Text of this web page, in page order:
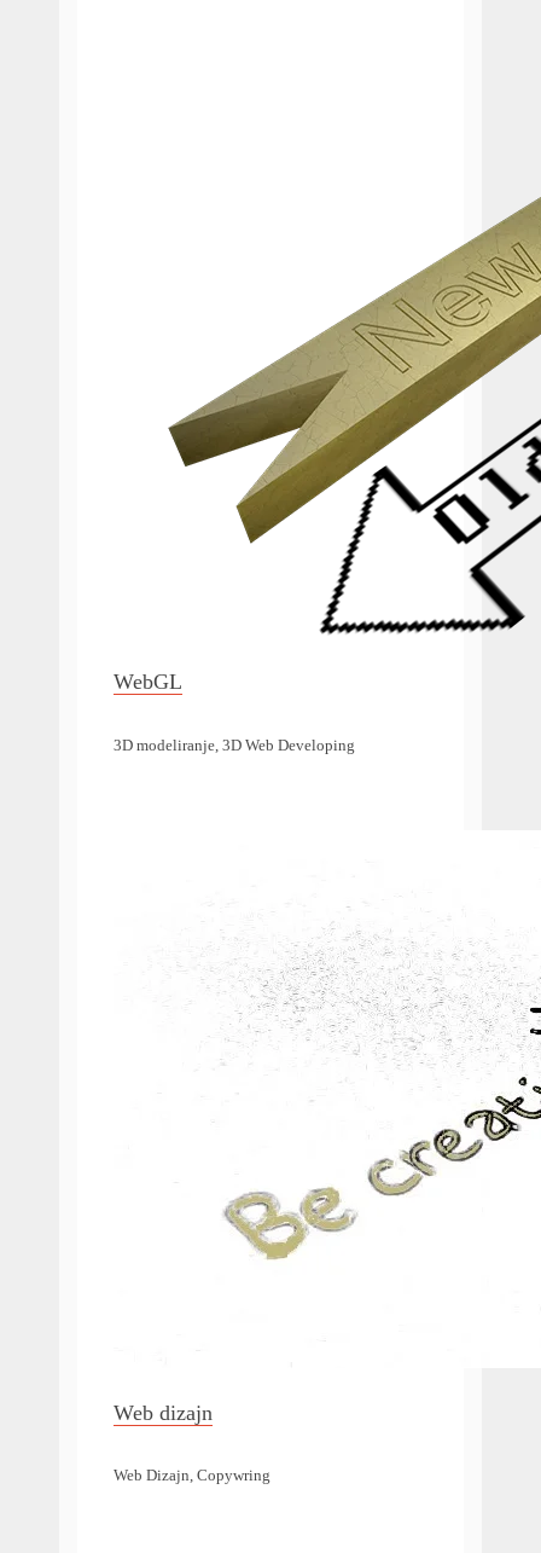
WebGL
3D modeliranje, 3D Web Developing
Web dizajn
Web Dizajn, Copywring